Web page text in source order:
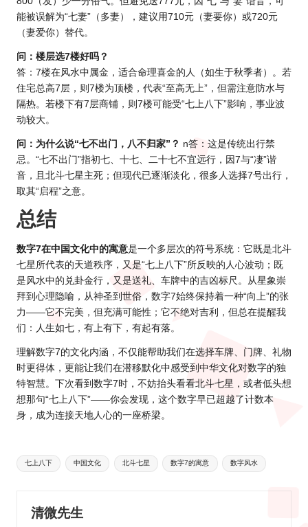
能被误解为“七妻”（多妻），建议用710元（妻要你）或720元
（妻爱你）替代。
问：楼层选7楼好吗？
答：7楼在风水中属金，适合命理喜金的人（如生于秋季者）。若
住宅总高7层，则7楼为顶楼，代表“至高无上”，但需注意防水与
隔热。若楼下有7层商铺，则7楼可能受“七上八下”影响，事业波
动较大。
问：为什么说“七不出门，八不归家”？ n答：这是传统出行禁
忌。“七不出门”指初七、十七、二十七不宜远行，因7与“凄”谐
音，且北斗七星主死；但现代已逐渐淡化，很多人选择7号出行，
取其“启程”之意。
总结
数字7在中国文化中的寓意是一个多层次的符号系统：它既是北斗
七星所代表的天道秩序，又是“七上八下”所反映的人心波动；既
是风水中的兑卦金行，又是送礼、车牌中的吉凶标尺。从星象崇
拜到心理隐喻，从神圣到世俗，数字7始终保持着一种“向上”的张
力——它不完美，但充满可能性；它不绝对吉利，但总在提醒我
们：人生如七，有上有下，有起有落。
理解数字7的文化内涵，不仅能帮助我们在选择车牌、门牌、礼物
时更得体，更能让我们在潜移默化中感受到中华文化对数字的独
特智慧。下次看到数字7时，不妨抬头看看北斗七星，或者低头想
想那句“七上八下”——你会发现，这个数字早已超越了计数本
身，成为连接天地人心的一座桥梁。
Tags:
七上八下 中国文化 北斗七星 数字7的寓意 数字风水
清微先生